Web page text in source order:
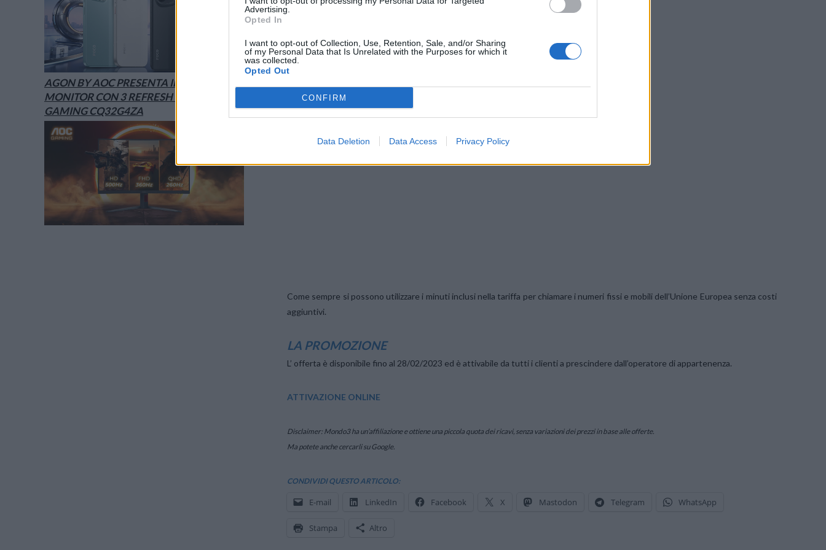
Advertising.
Opted In
I want to opt-out of Collection, Use, Retention, Sale, and/or Sharing
of my Personal Data that Is Unrelated with the Purposes for which it
was collected.
Opted Out
CONFIRM
Data Deletion Data Access Privacy Policy
Come sempre si possono utilizzare i minuti inclusi nella tariffa per chiamare i numeri fissi e mobili dell’Unione Europea senza costi
aggiuntivi.
LA PROMOZIONE
L’ offerta è disponibile fino al 28/02/2023 ed è attivabile da tutti i clienti a prescindere dall’operatore di appartenenza.
ATTIVAZIONE ONLINE
Disclaimer: Mondo3 ha un’affiliazione e ottiene una piccola quota dei ricavi, senza variazioni dei prezzi in base alle offerte.
Ma potete anche cercarli su Google.
CONDIVIDI QUESTO ARTICOLO:
E-mail LinkedIn Facebook X Mastodon Telegram WhatsApp
Stampa Altro
AGON BY AOC PRESENTA IL NUOVO
MONITOR CON 3 REFRESH RATE: ECCO IL
GAMING CQ32G4ZA